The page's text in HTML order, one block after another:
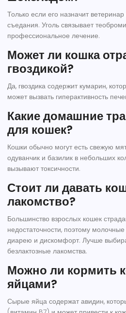
Только если его назначит
съедания. Уголь связывает
профессиональное лечение.
Может ли кошка
гвоздикой?
Да, гвоздика содержит кумарин,
может вызвать гиперактивность
Какие домашние
для кошек?
Кошки обычно могут есть свежую
одуванчик и базилик в небольших
вызывают токсичности.
Стоит ли давать
лакомство?
Большинство взрослых кошек
недостаточности, поэтому
диарею и дискомфорт. Лучше
безлактозные лакомства.
Можно ли кормить
яйцами?
Сырые яйца содержат авидин,